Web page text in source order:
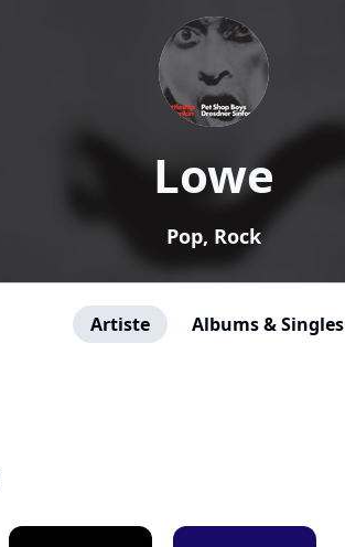
Lowe
Pop, Rock
Artiste Albums & Singles